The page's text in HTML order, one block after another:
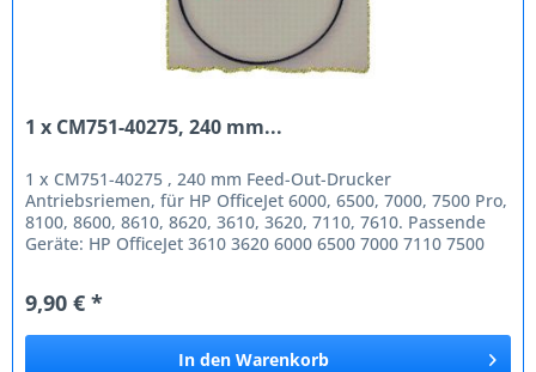
1 x CM751-40275, 240 mm...
1 x CM751-40275 , 240 mm Feed-Out-Drucker
Antriebsriemen, für HP OfficeJet 6000, 6500, 7000, 7500 Pro,
8100, 8600, 8610, 8620, 3610, 3620, 7110, 7610. Passende
Geräte: HP OfficeJet 3610 3620 6000 6500 7000 7110 7500
9,90 € *
In den Warenkorb